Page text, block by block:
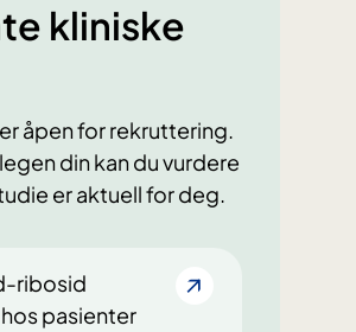
kliniske
åpen for rekruttering.
din kan du vurdere
er aktuell for deg.
ribosid
pasienter